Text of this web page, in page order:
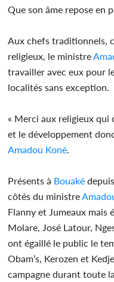
Que son âme repose en
Aux chefs traditionnels,
religieux, le ministre
travailler avec eux pour
localités sans exception.
« Merci aux religieux qui
et le développement
Amadou Koné.
Présents à Bouaké
côtés du ministre
Flanny et Jumeaux mais
Molare, José Latour,
ont égaillé le public le
Obam’s, Kerozen et
campagne durant toute